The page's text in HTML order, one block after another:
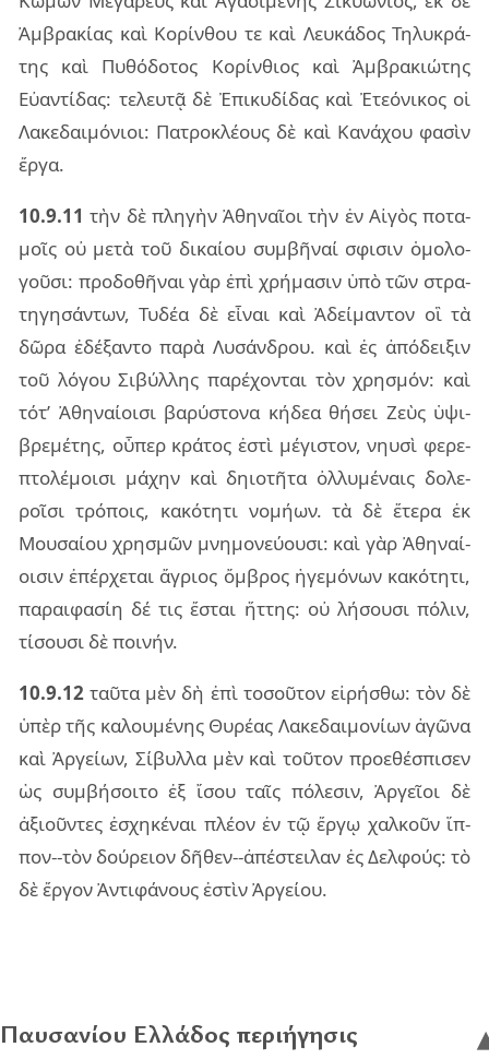
Ἀμβρα­κί­ας καὶ Κορίν­θου τε καὶ Λευ­κά­δος Τηλυ­κρά­
της καὶ Πυθό­δο­τος Κορίν­θιος καὶ Ἀμβρα­κιώ­της
Εὐαν­τί­δας: τε­λευ­τᾷ δὲ Ἐπι­κυ­δί­δας καὶ Ἐτε­ό­νι­κος οἱ
Λακε­δαι­μό­νιοι: Πατρο­κλέ­ους δὲ καὶ Κανά­χου φα­σὶν
ἔργα.
10.9.11 τὴν δὲ πλη­γὴν Ἀθη­ναῖ­οι τὴν ἐν Αἰγὸς πο­τα­
μοῖς οὐ μετὰ τοῦ δι­καί­ου συμ­βῆ­ναί σφι­σιν ὁμο­λο­
γοῦ­σι: προ­δο­θῆ­ναι γὰρ ἐπὶ χρή­μα­σιν ὑπὸ τῶν στρα­
τη­γη­σάν­των, Τυδέα δὲ εἶ­ναι καὶ Ἀδεί­μαν­τον οἳ τὰ
δῶρα ἐδέ­ξαν­το παρὰ Λυσάν­δρου. καὶ ἐς ἀπό­δει­ξιν
τοῦ λό­γου Σιβύλ­λης πα­ρέ­χον­ται τὸν χρη­σμόν: καὶ
τότ’ Ἀθη­ναί­οι­σι βα­ρύ­στο­να κή­δεα θή­σει Ζεὺς ὑψι­
βρε­μέ­της, οὗ­περ κρά­τος ἐστὶ μέ­γι­στον, νηυ­σὶ φε­ρε­
πτο­λέ­μοι­σι μά­χην καὶ δη­ιο­τῆ­τα ὀλ­λυ­μέ­ναις δο­λε­
ροῖ­σι τρό­ποις, κα­κό­τη­τι νο­μή­ων. τὰ δὲ ἕτε­ρα ἐκ
Μου­σαί­ου χρη­σμῶν μνη­μο­νεύ­ου­σι: καὶ γὰρ Ἀθη­ναί­
οι­σιν ἐπέρ­χε­ται ἄγριος ὄμ­βρος ἡγε­μό­νων κα­κό­τη­τι,
πα­ραι­φα­σίη δέ τις ἔσται ἥτ­της: οὐ λή­σου­σι πό­λιν,
τί­σου­σι δὲ ποι­νήν.
10.9.12 ταῦ­τα μὲν δὴ ἐπὶ το­σοῦ­τον εἰ­ρή­σθω: τὸν δὲ
ὑπὲρ τῆς κα­λου­μέ­νης Θυρέ­ας Λακε­δαι­μο­νί­ων ἀγῶ­να
καὶ Ἀργεί­ων, Σίβυλ­λα μὲν καὶ τοῦ­τον προ­ε­θέ­σπι­σεν
ὡς συμ­βή­σοι­το ἐξ ἴσου ταῖς πό­λε­σιν, Ἀργεῖ­οι δὲ
ἀξιοῦν­τες ἐσχη­κέ­ναι πλέ­ον ἐν τῷ ἔργῳ χαλ­κοῦν ἵπ­
πον--τὸν δού­ρειον δῆ­θεν--ἀπέ­στει­λαν ἐς Δελ­φούς: τὸ
δὲ ἔρ­γον Ἀντι­φά­νους ἐστὶν Ἀργεί­ου.
Παυσανίου Ελλάδος περιήγησις